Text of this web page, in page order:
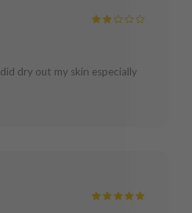
dry out my skin especially